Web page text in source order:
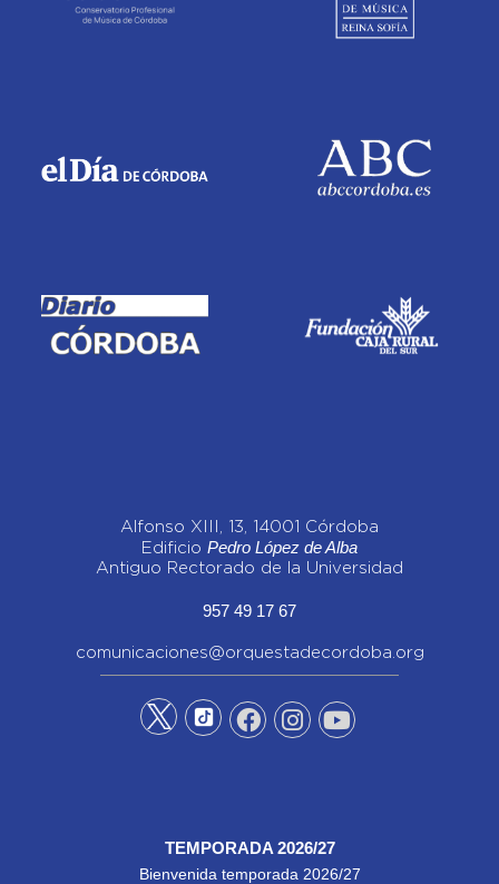
Alfonso XIII, 13, 14001 Córdoba
Edificio Pedro López de Alba
Antiguo Rectorado de la Universidad
957 49 17 67
comunicaciones@orquestadecordoba.org
TEMPORADA 2026/27
Bienvenida temporada 2026/27